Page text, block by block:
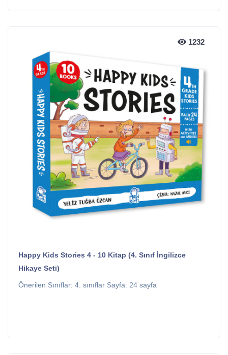
1232
1232
Happy Kids Stories 4 - 10 Kitap (4. Sınıf İngilizce
Hikaye Seti)
Önerilen Sınıflar: 4. sınıflar Sayfa: 24 sayfa